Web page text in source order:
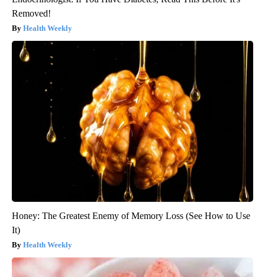
Removed!
Health Weekly
Honey: The Greatest Enemy of Memory Loss (See How to Use
It)
Health Weekly